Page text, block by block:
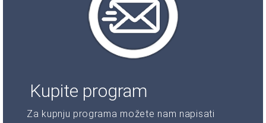
Kupite program
Za kupnju programa možete nam napisati